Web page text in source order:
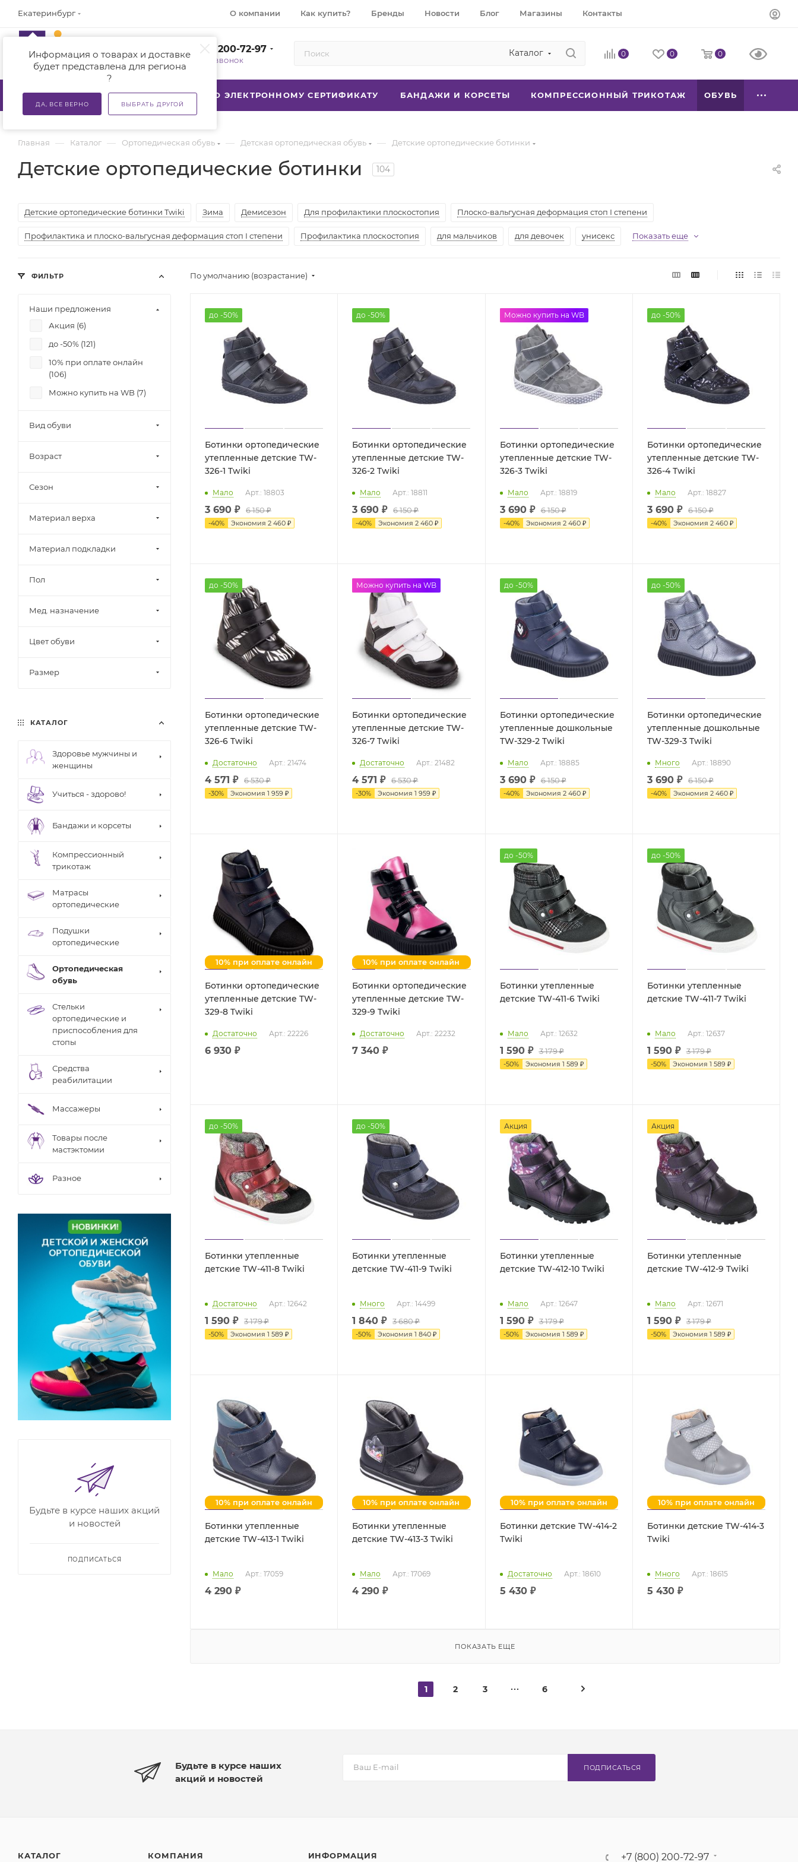
Екатеринбург
Информация о товарах и доставке
будет представлена для региона
?
ДА, ВСЕ ВЕРНО ВЫБРАТЬ ДРУГОЙ
О компании Как купить? Бренды Новости Блог Магазины Контакты
+7 (800) 200-72-97
ЗАКАЗАТЬ ЗВОНОК
Каталог 0 0 0
КАТАЛОГ АКЦИИ ТСР ПО ЭЛЕКТРОННОМУ СЕРТИФИКАТУ БАНДАЖИ И КОРСЕТЫ КОМПРЕССИОННЫЙ ТРИКОТАЖ ОБУВЬ
Главная — Каталог — Ортопедическая обувь — Детская ортопедическая обувь — Детские ортопедические ботинки
Детские ортопедические ботинки 104
Детские ортопедические ботинки Twiki Зима Демисезон Для профилактики плоскостопия Плоско-вальгусная деформация стоп I степени
Профилактика и плоско-вальгусная деформация стоп I степени Профилактика плоскостопия для мальчиков для девочек унисекс Показать еще
По умолчанию (возрастание)
до -50%
Ботинки ортопедические
утепленные детские TW-
326-1 Twiki
Мало Арт.: 18803
3 690 ₽ 6 150 ₽
-40% Экономия 2 460 ₽
до -50%
Ботинки ортопедические
утепленные детские TW-
326-2 Twiki
Мало Арт.: 18811
3 690 ₽ 6 150 ₽
-40% Экономия2 460 ₽
до -50%
Можно купить на WB
Ботинки ортопедические
утепленные детские TW-
326-3 Twiki
Мало Арт.: 18819
3 690 ₽ 6 150 ₽
-40% Экономия 2 460 ₽
до -50%
Ботинки ортопедические
утепленные детские TW-
326-4 Twiki
Мало Арт.: 18827
3 690 ₽ 6 150 ₽
-40% Экономия 2 460 ₽
до -50%
Ботинки ортопедические
утепленные детские TW-
326-6 Twiki
Достаточно Арт.: 21474
4 571 ₽ 6 530 ₽
-30% Экономия 1 959 ₽
до -50%
Можно купить на WB
Ботинки ортопедические
утепленные детские TW-
326-7 Twiki
Достаточно Арт.: 21482
4 571 ₽ 6 530 ₽
-30% Экономия1 959 ₽
до -50%
Ботинки ортопедические
утепленные дошкольные
TW-329-2 Twiki
Мало Арт.: 18885
3 690 ₽ 6 150 ₽
-40% Экономия 2 460 ₽
до -50%
Ботинки ортопедические
утепленные дошкольные
TW-329-3 Twiki
Много Арт.: 18890
3 690 ₽ 6 150 ₽
-40% Экономия 2 460 ₽
10% при оплате онлайн
Ботинки ортопедические
утепленные детские TW-
329-8 Twiki
Достаточно Арт.: 22226
6 930 ₽
10% при оплате онлайн
Ботинки ортопедические
утепленные детские TW-
329-9 Twiki
Достаточно Арт.: 22232
7 340 ₽
до -50%
Ботинки утепленные
детские TW-411-6 Twiki
Мало Арт.: 12632
1 590₽ 3 179₽
-50% Экономия 1 589 ₽
до -50%
Ботинки утепленные
детские TW-411-7 Twiki
Мало Арт.: 12637
1 590₽ 3 179₽
-50% Экономия 1 589 ₽
до -50%
Ботинки утепленные
детские TW-411-8 Twiki
Достаточно Арт.: 12642
1 590 ₽ 3 179₽
-50% Экономия 1 589 ₽
до -50%
Ботинки утепленные
детские TW-411-9 Twiki
Много Арт.: 14499
1 840 ₽ 3 680 ₽
-50% Экономия1 840 ₽
Акция
Ботинки утепленные
детские TW-412-10 Twiki
Мало Арт.: 12647
1 590₽ 3 179₽
-50% Экономия 1 589 ₽
Акция
Ботинки утепленные
детские TW-412-9 Twiki
Мало Арт.: 12671
1 590 ₽ 3 179 ₽
-50% Экономия 1 589 ₽
10% при оплате онлайн
Ботинки утепленные
детские TW-413-1 Twiki
Мало Арт.: 17059
4 290 ₽
10% при оплате онлайн
Ботинки утепленные
детские TW-413-3 Twiki
Мало Арт.: 17069
4 290 ₽
10% при оплате онлайн
Ботинки детские TW-414-2
Twiki
Достаточно Арт.: 18610
5 430 ₽
10% при оплате онлайн
Ботинки детские TW-414-3
Twiki
Много Арт.: 18615
5 430 ₽
ПОКАЗАТЬ ЕЩЕ
1 2 3 6
ФИЛЬТР
Наши предложения
Акция (6)
до -50% (121)
10% при оплате онлайн
(106)
Можно купить на WB (7)
Вид обуви
Возраст
Сезон
Материал верха
Материал подкладки
Пол
Мед. назначение
Цвет обуви
Размер
КАТАЛОГ
Здоровье мужчины и
женщины
Учиться - здорово!
Бандажи и корсеты
Компрессионный
трикотаж
Матрасы
ортопедические
Подушки
ортопедические
Ортопедическая
обувь
Стельки
ортопедические и
приспособления для
стопы
Средства
реабилитации
Массажеры
Товары после
мастэктомии
Разное
Будьте в курсе наших акций
и новостей
ПОДПИСАТЬСЯ
Будьте в курсе наших
акций и новостей
ПОДПИСАТЬСЯ
КАТАЛОГ КОМПАНИЯ ИНФОРМАЦИЯ +7 (800) 200-72-97